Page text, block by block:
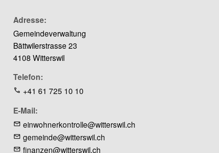
Adresse
Gemeindeverwaltung
Bättwilerstrasse 23
4108 Witterswil
Telefon
+41 61 725 10 10
E-Mail
einwohnerkontrolle@witterswil.ch
gemeinde@witterswil.ch
finanzen@witterswil.ch